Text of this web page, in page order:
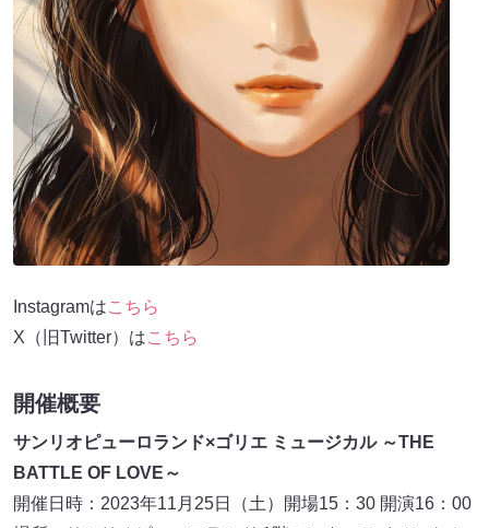
Instagramはこちら
X（旧Twitter）はこちら
開催概要
サンリオピューロランド×ゴリエ ミュージカル ～THE
BATTLE OF LOVE～
開催日時：2023年11月25日（土）開場15：30 開演16：00